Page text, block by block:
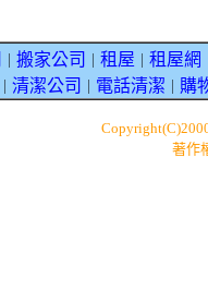
搬家公司 租屋 租屋網
清潔公司 電話清潔 購
著作